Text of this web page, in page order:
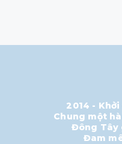
2014 -
Chung một
Đông Tây
Đam